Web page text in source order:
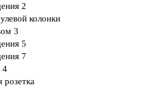
2
колонки
3
5
7
4
розетка